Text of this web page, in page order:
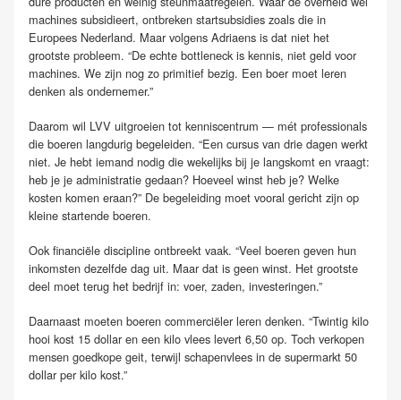
machines subsidieert, ontbreken startsubsidies zoals die in
Europees Nederland. Maar volgens Adriaens is dat niet het
grootste probleem. “De echte bottleneck is kennis, niet geld voor
machines. We zijn nog zo primitief bezig. Een boer moet leren
denken als ondernemer.”
Daarom wil LVV uitgroeien tot kenniscentrum — mét professionals
die boeren langdurig begeleiden. “Een cursus van drie dagen werkt
niet. Je hebt iemand nodig die wekelijks bij je langskomt en vraagt:
heb je je administratie gedaan? Hoeveel winst heb je? Welke
kosten komen eraan?” De begeleiding moet vooral gericht zijn op
kleine startende boeren.
Ook financiële discipline ontbreekt vaak. “Veel boeren geven hun
inkomsten dezelfde dag uit. Maar dat is geen winst. Het grootste
deel moet terug het bedrijf in: voer, zaden, investeringen.”
Daarnaast moeten boeren commerciëler leren denken. “Twintig kilo
hooi kost 15 dollar en een kilo vlees levert 6,50 op. Toch verkopen
mensen goedkope geit, terwijl schapenvlees in de supermarkt 50
dollar per kilo kost.”